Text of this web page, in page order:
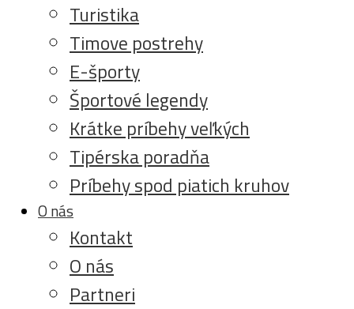
Turistika
Timove postrehy
E-športy
Športové legendy
Krátke príbehy veľkých
Tipérska poradňa
Príbehy spod piatich kruhov
O nás
Kontakt
O nás
Partneri